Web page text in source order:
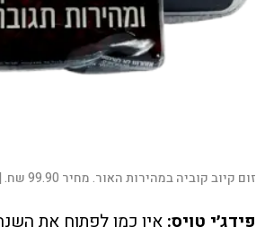
זום קיוב קוביה במהירות האור. מחיר 99.90 שח. |
פידג׳י טויס: אין כמו לפתוח את